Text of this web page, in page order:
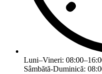
Luni–Vineri:
Sâmbătă-Duminică: